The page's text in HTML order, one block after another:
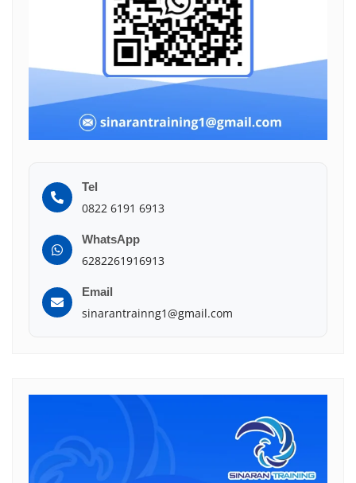
Tel
0822 6191 6913
WhatsApp
6282261916913
Email
sinarantrainng1@gmail.com